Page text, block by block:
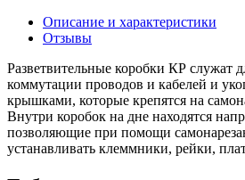
Описание и характеристики
Отзывы
Разветвительные коробки КР служат
коммутации проводов и кабелей и
крышками, которые крепятся на
Внутри коробок на дне находятся
позволяющие при помощи
устанавливать клеммники, рейки,